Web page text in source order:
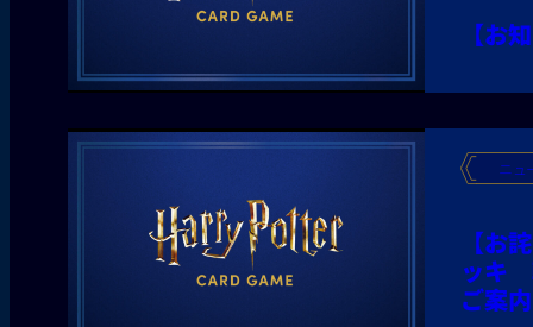
【お
ニュ
【お
ッキ
ご案内